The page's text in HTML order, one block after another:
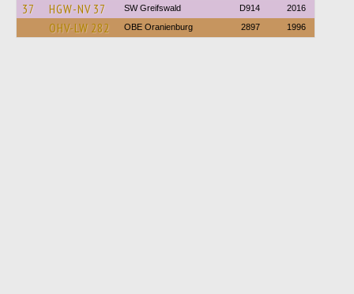
37 HGW-NV 37 SW Greifswald D914 2016
OHV-LW 282 OBE Oranienburg 2897 1996